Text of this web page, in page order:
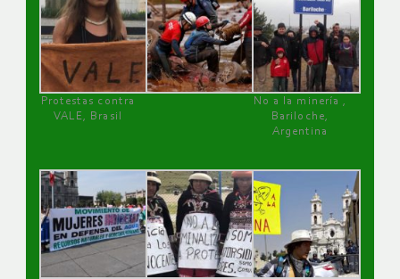
Protestas contra
VALE, Brasil
No a la minería ,
Bariloche,
Argentina